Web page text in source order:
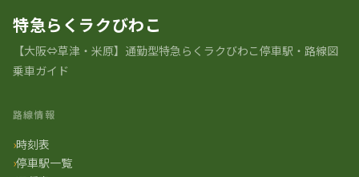
特急らくラクびわこ
【大阪⇔草津・米原】通勤型特急らくラクびわこ停車駅・路線図
乗車ガイド
路線情報
時刻表
停車駅一覧